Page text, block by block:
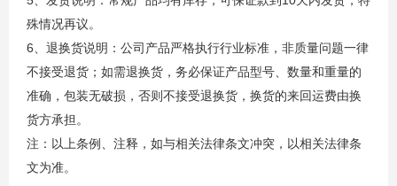
殊情况再议。
6 、退换货说明：公司产品严格执行行业标准，非质量问题一律
不接受退货；如需退换货，务必保证产品型号、数量和重量的
准确，包装无破损，否则不接受退换货，换货的来回运费由换
货方承担。
注：以上条例、注释，如与相关法律条文冲突，以相关法律条
文为准。